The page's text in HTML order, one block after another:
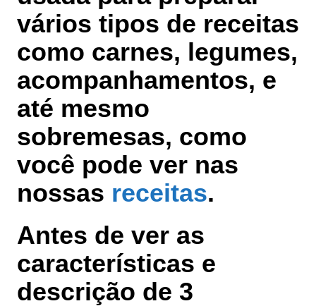
vários tipos de receitas
como carnes, legumes,
acompanhamentos, e
até mesmo
sobremesas, como
você pode ver nas
nossas receitas.
Antes de ver as
características e
descrição de 3